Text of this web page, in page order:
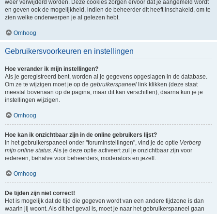
weer verwijderd worden. Deze cookies zorgen ervoor dat je aangemeld wordt
en geven ook de mogelijkheid, indien de beheerder dit heeft inschakeld, om te
zien welke onderwerpen je al gelezen hebt.
Omhoog
Gebruikersvoorkeuren en instellingen
Hoe verander ik mijn instellingen?
Als je geregistreerd bent, worden al je gegevens opgeslagen in de database.
Om ze te wijzigen moet je op de gebruikerspaneel link klikken (deze staat
meestal bovenaan op de pagina, maar dit kan verschillen), daarna kun je je
instellingen wijzigen.
Omhoog
Hoe kan ik onzichtbaar zijn in de online gebruikers lijst?
In het gebruikerspaneel onder "foruminstellingen", vind je de optie Verberg
mijn online status. Als je deze optie activeert zul je onzichtbaar zijn voor
iedereen, behalve voor beheerders, moderators en jezelf.
Omhoog
De tijden zijn niet correct!
Het is mogelijk dat de tijd die gegeven wordt van een andere tijdzone is dan
waarin jij woont. Als dit het geval is, moet je naar het gebruikerspaneel gaan